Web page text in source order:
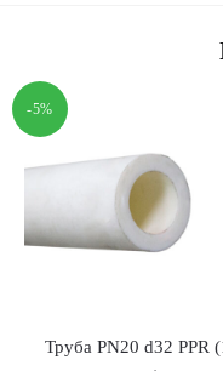
-5%
Труба PN20 d32 PPR